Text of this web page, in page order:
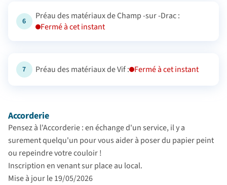
6
Préau des matériaux de Champ -sur -Drac :
Fermé à cet instant
7 Préau des matériaux de Vif : Fermé à cet instant
Accorderie
Pensez à l'Accorderie : en échange d'un service, il y a
surement quelqu'un pour vous aider à poser du papier peint
ou repeindre votre couloir !
Inscription en venant sur place au local.
Mise à jour le 19/05/2026